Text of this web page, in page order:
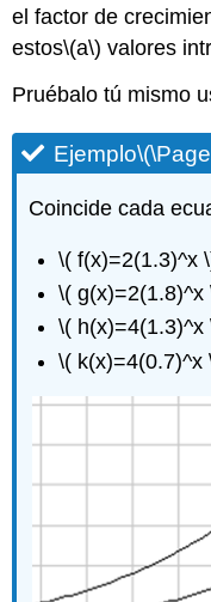
el factor de
estos\(a\) valores
Pruébalo tú mismo
Ejemplo
Coincide cada
\( f(x)=2(1.3)^x
\( g(x)=2(1.8)^x
\( h(x)=4(1.3)^x
\( k(x)=4(0.7)^x